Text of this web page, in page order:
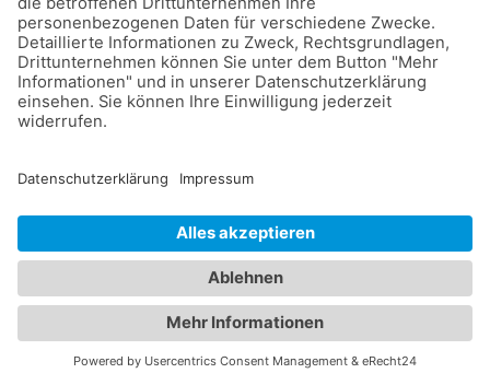
hervorgehenden personenbezogenen Daten (Name,
Anfrage) zum Zwecke der Bearbeitung Ihres Anliegens
bei uns gespeichert und verarbeitet. Diese Daten geben
wir nicht ohne Ihre Einwilligung weiter.
Art. 6 Abs. 1 lit. b DSGVO, sofern Ihre Anfrage mit der
Durchführung vorvertraglicher Maßnahmen erforderlich
ist. In allen übrigen Fällen beruht die Verarbeitung auf
unserem berechtigten Interesse an der effektiven
Bearbeitung der an uns gerichteten Anfragen (Art. 6 Abs.
1 lit. f DSGVO) oder auf Ihrer Einwilligung (Art. 6 Abs. 1
lit. a DSGVO) sofern diese abgefragt wurde; die